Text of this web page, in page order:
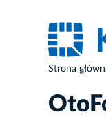
Strona